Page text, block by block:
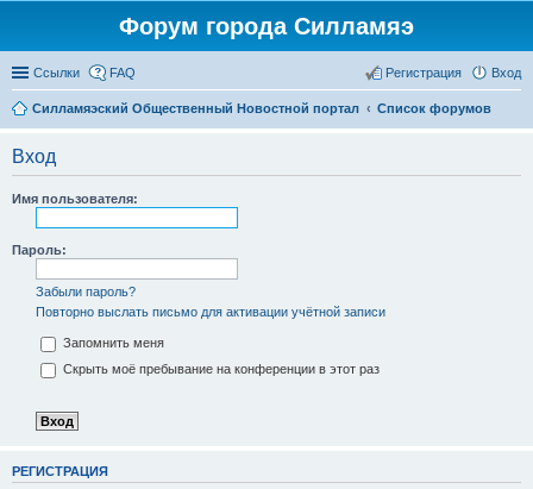
Форум города Силламяэ
Ссылки FAQ Вход
Регистрация
Силламяэский Общественный Новостной портал Список форумов
Вход
Имя пользователя:
Пароль:
Забыли пароль?
Повторно выслать письмо для активации учётной записи
Запомнить меня
Скрыть моё пребывание на конференции в этот раз
РЕГИСТРАЦИЯ